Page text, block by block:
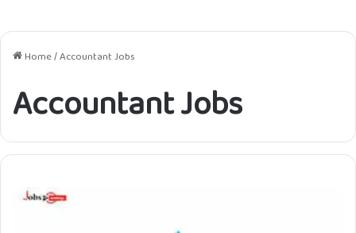
Home/Accountant Jobs
Accountant Jobs